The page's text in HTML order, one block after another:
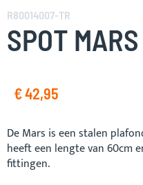
naar
het
begin
van
afbeeldingen-
gallerij
R80014007-TR
SPOT
€ 42,95
De Mars is een stalen
heeft een lengte van 60cm
fittingen.